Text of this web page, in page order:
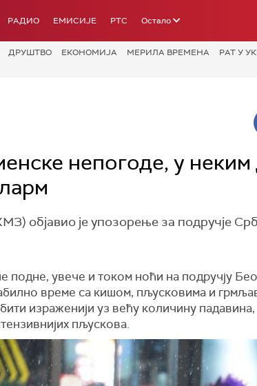
РАДИО ЕМИСИЈЕ РТС Остало
ДРУШТВО ЕКОНОМИЈА МЕРИЛА ВРЕМЕНА РАТ У
непогоде, у
објавио је упозорење за подручје
подне, увече и током ноћи на подручју
време са кишом, пљусковима и
израженији уз већу количину падавина,
пљускова.